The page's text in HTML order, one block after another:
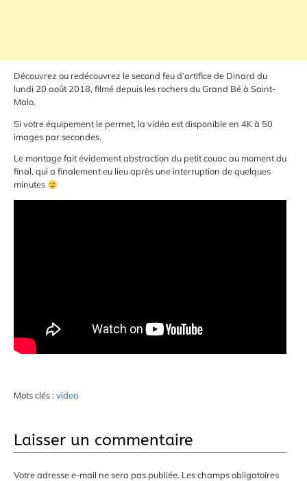
Découvrez ou redécouvrez le second feu d’artifice de Dinard du
lundi 20 août 2018, filmé depuis les rochers du Grand Bé à Saint-
Malo.
Si votre équipement le permet, la vidéo est disponible en 4K à 50
images par secondes.
Le montage fait évidement abstraction du petit couac au moment du
final, qui a finalement eu lieu après une interruption de quelques
minutes
Mots clés : video
Laisser un commentaire
Votre adresse e-mail ne sera pas publiée. Les champs obligatoires